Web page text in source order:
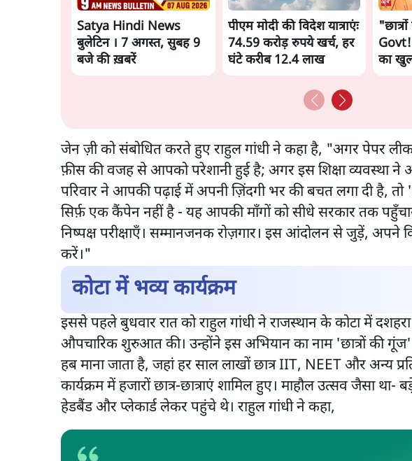
Satya Hindi News
बुलेटिन । 7 अगस्त, सुबह 9
बजे की ख़बरें
पीएम मोदी की विदेश यात्राएंः
74.59 करोड़ रुपये खर्च, हर
घंटे करीब 12.4 लाख
का
जेन ज़ी को संबोधित करते हुए राहुल गांधी ने कहा है, "अगर पेपर
फ़ीस की वजह से आपको परेशानी हुई है; अगर इस शिक्षा
परिवार ने आपकी पढ़ाई में अपनी ज़िंदगी भर की बचत लगा दी है,
सिर्फ़ एक कैंपेन नहीं है - यह आपकी माँगों को सीधे सरकार तक पहुँचाने
निष्पक्ष परीक्षाएँ। सम्मानजनक रोज़गार। इस आंदोलन से जुड़ें, अपने
करें।"
कोटा में भव्य कार्यक्रम
इससे पहले बुधवार रात को राहुल गांधी ने राजस्थान के कोटा में
औपचारिक शुरुआत की। उन्होंने इस अभियान का नाम 'छात्रों की गूंज'
हब माना जाता है, जहां हर साल लाखों छात्र IIT, NEET और अन्य
कार्यक्रम में हजारों छात्र-छात्राएं शामिल हुए। माहौल उत्सव जैसा
हेडबैंड और प्लेकार्ड लेकर पहुंचे थे। राहुल गांधी ने कहा,